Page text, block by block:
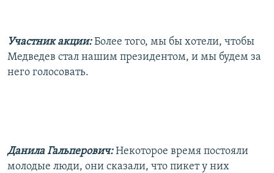
Участник акции: Более того, мы бы хотели, чтобы
Медведев стал нашим президентом, и мы будем за
него голосовать.
Данила Гальперович: Некоторое время постояли
молодые люди, они сказали, что пикет у них